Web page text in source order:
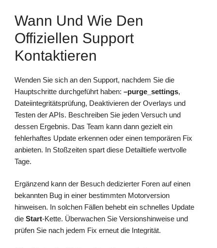
Wann Und Wie Den
Offiziellen Support
Kontaktieren
Wenden Sie sich an den Support, nachdem Sie die
Hauptschritte durchgeführt haben: –purge_settings,
Dateiintegritätsprüfung, Deaktivieren der Overlays und
Testen der APIs. Beschreiben Sie jeden Versuch und
dessen Ergebnis. Das Team kann dann gezielt ein
fehlerhaftes Update erkennen oder einen temporären Fix
anbieten. In Stoßzeiten spart diese Detailtiefe wertvolle
Tage.
Ergänzend kann der Besuch dedizierter Foren auf einen
bekannten Bug in einer bestimmten Motorversion
hinweisen. In solchen Fällen behebt ein schnelles Update
die Start-Kette. Überwachen Sie Versionshinweise und
prüfen Sie nach jedem Fix erneut die Integrität.